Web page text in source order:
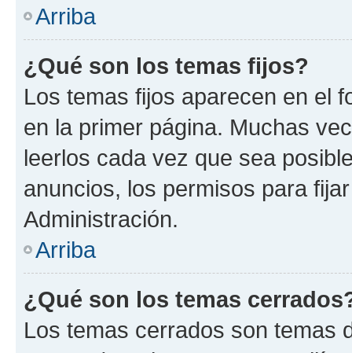
Arriba
¿Qué son los temas fijos?
Los temas fijos aparecen en el
en la primer página. Muchas
leerlos cada vez que sea
anuncios, los permisos para
Administración.
Arriba
¿Qué son los temas
Los temas cerrados son temas